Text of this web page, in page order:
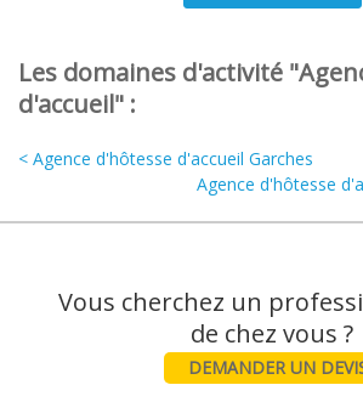
Les domaines d'activité
d'accueil" :
< Agence d'hôtesse d'accueil Garches
Agence d'hôtesse
Vous cherchez un
DEMANDER UN